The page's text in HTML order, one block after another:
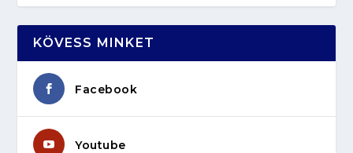
KÖVESS MINKET
Facebook
Youtube